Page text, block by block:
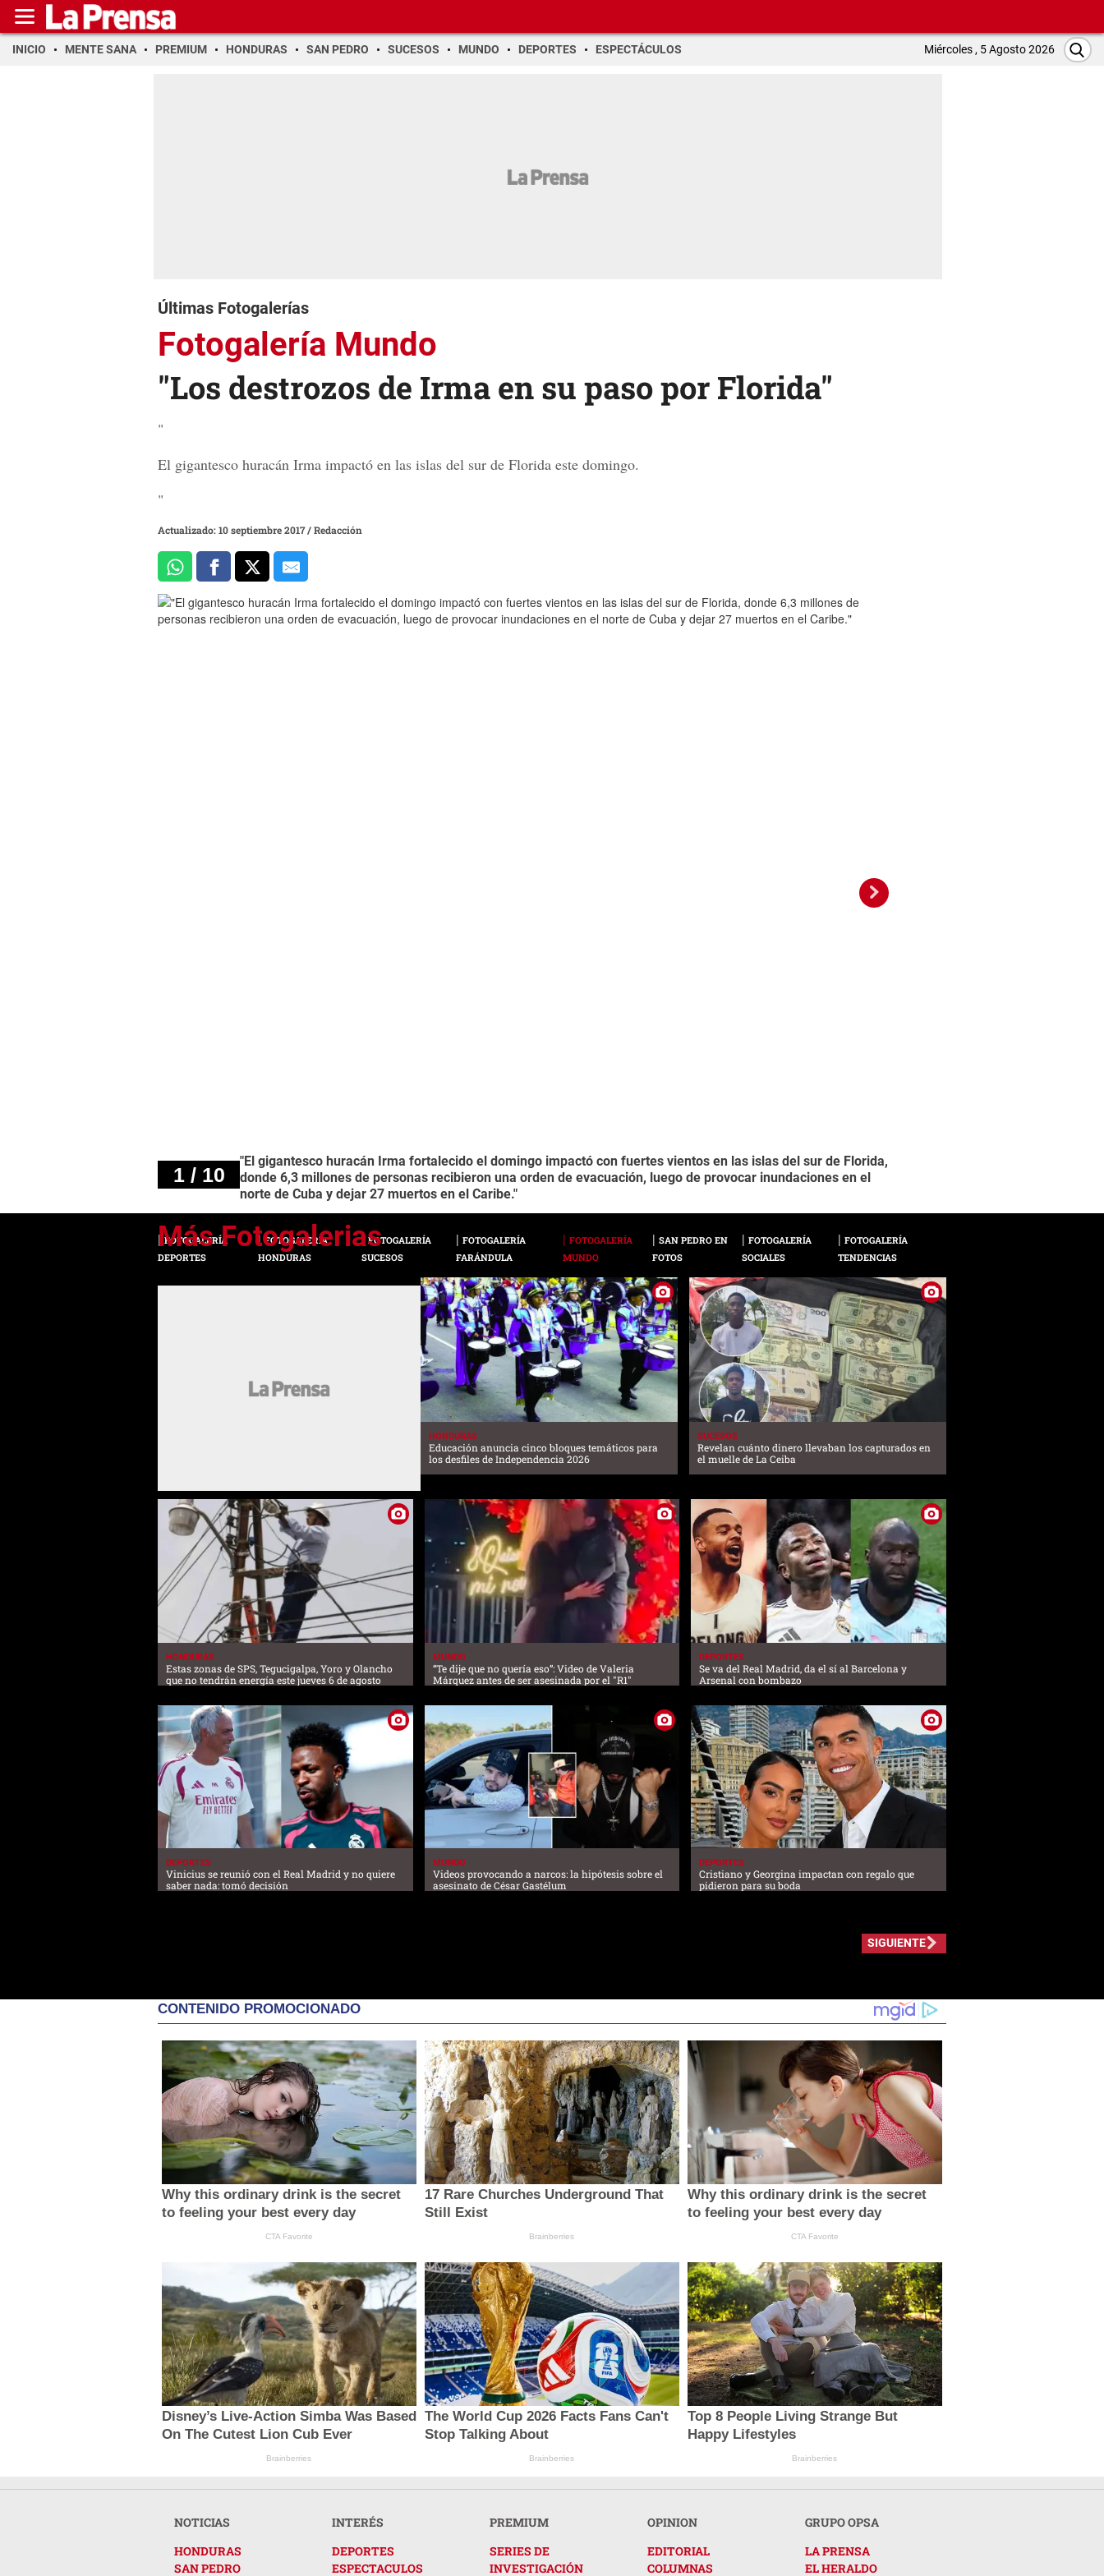
INICIO MENTE SANA PREMIUM HONDURAS SAN PEDRO SUCESOS MUNDO DEPORTES ESPECTÁCULOS Miércoles , 5 Agosto 2026
Últimas Fotogalerías
Fotogalería Mundo
"Los destrozos de Irma en su paso por Florida"
"
El gigantesco huracán Irma impactó en las islas del sur de Florida este domingo.
"
Actualizado: 10 septiembre 2017/Redacción
1 / 10
"El gigantesco huracán Irma fortalecido el domingo impactó con fuertes vientos en las islas del sur de Florida,
donde 6,3 millones de personas recibieron una orden de evacuación, luego de provocar inundaciones en el
norte de Cuba y dejar 27 muertos en el Caribe."
FOTOGALERÍA
DEPORTES
FOTOGALERÍA
HONDURAS
FOTOGALERÍA
SUCESOS
FOTOGALERÍA
FARÁNDULA
FOTOGALERÍA
MUNDO
SAN PEDRO EN
FOTOS
FOTOGALERÍA
SOCIALES
FOTOGALERÍA
TENDENCIAS
HONDURAS
Educación anuncia cinco bloques temáticos para
los desfiles de Independencia 2026
SUCESOS
Revelan cuánto dinero llevaban los capturados en
el muelle de La Ceiba
HONDURAS
Estas zonas de SPS, Tegucigalpa, Yoro y Olancho
que no tendrán energía este jueves 6 de agosto
MUNDO
“Te dije que no quería eso”: Video de Valeria
Márquez antes de ser asesinada por el "R1"
DEPORTES
Se va del Real Madrid, da el sí al Barcelona y
Arsenal con bombazo
DEPORTES
Vinicius se reunió con el Real Madrid y no quiere
saber nada: tomó decisión
MUNDO
Videos provocando a narcos: la hipótesis sobre el
asesinato de César Gastélum
DEPORTES
Cristiano y Georgina impactan con regalo que
pidieron para su boda
SIGUIENTE
CONTENIDO PROMOCIONADO
Why this ordinary drink is the secret
to feeling your best every day
CTA Favorite
17 Rare Churches Underground That
Still Exist
Brainberries
Why this ordinary drink is the secret
to feeling your best every day
CTA Favorite
Disney’s Live-Action Simba Was Based
On The Cutest Lion Cub Ever
Brainberries
The World Cup 2026 Facts Fans Can't
Stop Talking About
Brainberries
Top 8 People Living Strange But
Happy Lifestyles
Brainberries
NOTICIAS
HONDURAS
SAN PEDRO
INTERÉS
DEPORTES
ESPECTACULOS
PREMIUM
SERIES DE
INVESTIGACIÓN
OPINION
EDITORIAL
COLUMNAS
GRUPO OPSA
LA PRENSA
EL HERALDO